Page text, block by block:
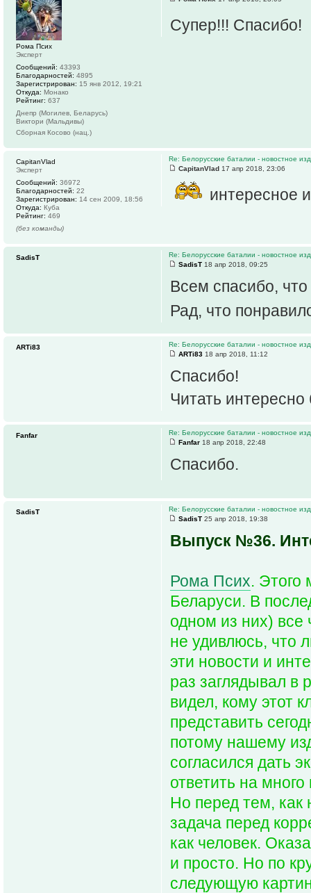
Супер!!! Спасибо!
Рома Псих
Эксперт
Сообщений: 43393
Благодарностей: 4895
Зарегистрирован: 15 янв 2012, 19:21
Откуда: Монако
Рейтинг: 637
Днепр (Могилев, Беларусь)
Виктори (Мальдивы)
Сборная Косово (нац.)
Re: Белорусские баталии - новостное
CapitanVlad 17 апр 2018, 23:06
интересное
CapitanVlad
Эксперт
Сообщений: 36972
Благодарностей: 22
Зарегистрирован: 14 сен 2009, 18:56
Откуда: Куба
Рейтинг: 469
(без команды)
Re: Белорусские баталии - новостное
SadisT 18 апр 2018, 09:25
Всем спасибо, что
Рад, что
SadisT
Re: Белорусские баталии - новостное
ARTi83 18 апр 2018, 11:12
Спасибо!
Читать
ARTi83
Re: Белорусские баталии - новостное
Fanfar 18 апр 2018, 22:48
Спасибо.
Fanfar
Re: Белорусские баталии - новостное
SadisT 25 апр 2018, 19:38
Выпуск №36.
Рома Псих. Этого
Беларуси. В
одном из них)
не удивлюсь, что
эти новости и
раз заглядывал в
видел, кому этот
представить
потому нашему
согласился дать
ответить на
Но перед тем, как
задача перед
как человек.
и просто. Но по
следующую
SadisT